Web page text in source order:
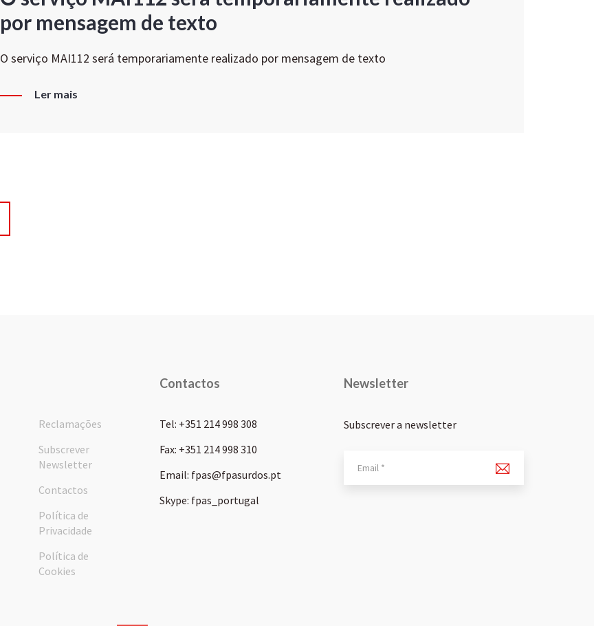
por mensagem de texto
O serviço MAI112 será temporariamente realizado por mensagem de texto
Ler mais
Reclamações
Subscrever
Newsletter
Contactos
Política de
Privacidade
Política de
Cookies
Contactos
Tel: +351 214 998 308
Fax: +351 214 998 310
Email: fpas@fpasurdos.pt
Skype: fpas_portugal
Newsletter
Subscrever a newsletter